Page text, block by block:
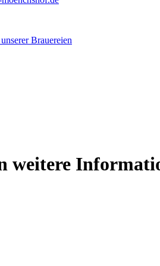
Brauereien
weitere